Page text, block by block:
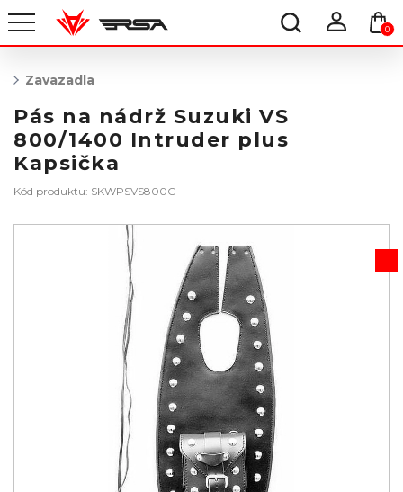
0
Zavazadla
Pás na nádrž Suzuki VS
800/1400 Intruder plus
Kapsička
Kód produktu: SKWPSVS800C